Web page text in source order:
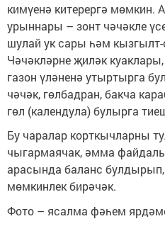
кимүенә китерергә мөмкин.
урыннары – зонт чәчәкле
шулай ук сары һәм кызгылт-
Чәчәкләрне җиләк
газон үләненә утыртырга
чәчәк, гөлбадран, бакча
гөл (календула) булырга
Бу чаралар корткычларны
чыгармаячак, әмма
арасында баланс
мөмкинлек бирәчәк.
Фото – ясалма фәһем